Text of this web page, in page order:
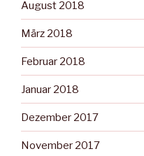
August 2018
März 2018
Februar 2018
Januar 2018
Dezember 2017
November 2017